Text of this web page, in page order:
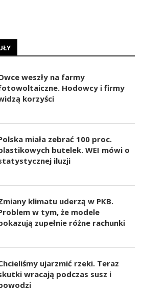
weszły na farmy
Hodowcy i firmy
korzyści
miała zebrać 100 proc.
butelek. WEI mówi o
iluzji
klimatu uderzą w PKB.
w tym, że modele
zupełnie różne rachunki
ujarzmić rzeki. Teraz
wracają podczas susz i